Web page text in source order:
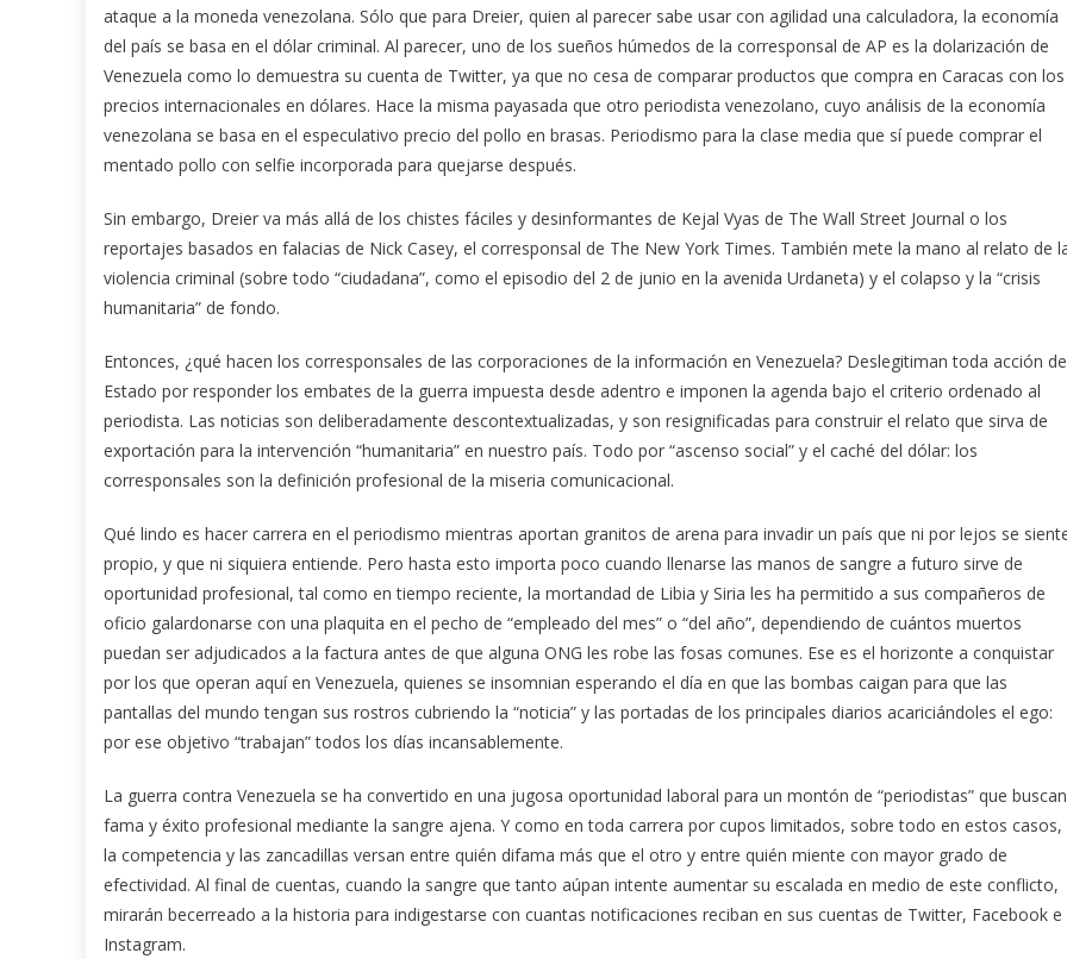
ataque a la moneda venezolana. Sólo que para Dreier, quien al parecer sabe usar con agilidad una calculadora, la economía
del país se basa en el dólar criminal. Al parecer, uno de los sueños húmedos de la corresponsal de AP es la dolarización de
Venezuela como lo demuestra su cuenta de Twitter, ya que no cesa de comparar productos que compra en Caracas con los
precios internacionales en dólares. Hace la misma payasada que otro periodista venezolano, cuyo análisis de la economía
venezolana se basa en el especulativo precio del pollo en brasas. Periodismo para la clase media que sí puede comprar el
mentado pollo con selfie incorporada para quejarse después.
Sin embargo, Dreier va más allá de los chistes fáciles y desinformantes de Kejal Vyas de The Wall Street Journal o los
reportajes basados en falacias de Nick Casey, el corresponsal de The New York Times. También mete la mano al relato de
violencia criminal (sobre todo “ciudadana”, como el episodio del 2 de junio en la avenida Urdaneta) y el colapso y la “crisis
humanitaria” de fondo.
Entonces, ¿qué hacen los corresponsales de las corporaciones de la información en Venezuela? Deslegitiman toda acción
Estado por responder los embates de la guerra impuesta desde adentro e imponen la agenda bajo el criterio ordenado al
periodista. Las noticias son deliberadamente descontextualizadas, y son resignificadas para construir el relato que sirva de
exportación para la intervención “humanitaria” en nuestro país. Todo por “ascenso social” y el caché del dólar: los
corresponsales son la definición profesional de la miseria comunicacional.
Qué lindo es hacer carrera en el periodismo mientras aportan granitos de arena para invadir un país que ni por lejos se
propio, y que ni siquiera entiende. Pero hasta esto importa poco cuando llenarse las manos de sangre a futuro sirve de
oportunidad profesional, tal como en tiempo reciente, la mortandad de Libia y Siria les ha permitido a sus compañeros de
oficio galardonarse con una plaquita en el pecho de “empleado del mes” o “del año”, dependiendo de cuántos muertos
puedan ser adjudicados a la factura antes de que alguna ONG les robe las fosas comunes. Ese es el horizonte a conquistar
por los que operan aquí en Venezuela, quienes se insomnian esperando el día en que las bombas caigan para que las
pantallas del mundo tengan sus rostros cubriendo la “noticia” y las portadas de los principales diarios acariciándoles el ego:
por ese objetivo “trabajan” todos los días incansablemente.
La guerra contra Venezuela se ha convertido en una jugosa oportunidad laboral para un montón de “periodistas” que buscan
fama y éxito profesional mediante la sangre ajena. Y como en toda carrera por cupos limitados, sobre todo en estos casos,
la competencia y las zancadillas versan entre quién difama más que el otro y entre quién miente con mayor grado de
efectividad. Al final de cuentas, cuando la sangre que tanto aúpan intente aumentar su escalada en medio de este conflicto,
mirarán becerreado a la historia para indigestarse con cuantas notificaciones reciban en sus cuentas de Twitter, Facebook e
Instagram.